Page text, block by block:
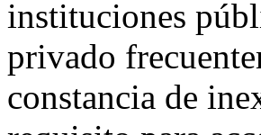
instituciones
privado
constancia de